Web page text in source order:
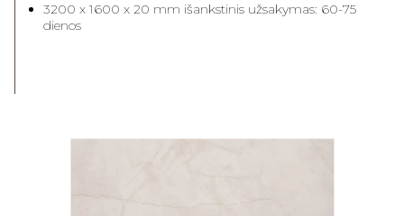
3200 x 1600 x 20 mm išankstinis užsakymas: 60-75
dienos